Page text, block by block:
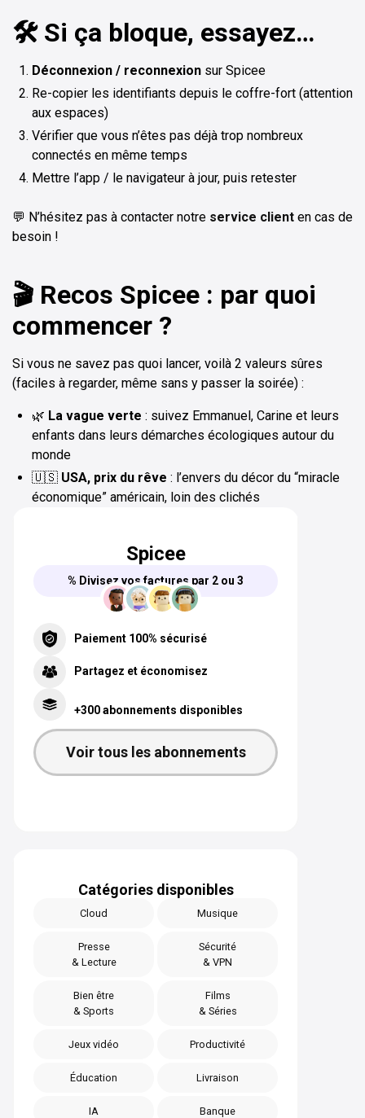
🛠️ Si ça bloque, essayez…
Déconnexion / reconnexion sur Spicee
Re-copier les identifiants depuis le coffre-fort (attention
aux espaces)
Vérifier que vous n’êtes pas déjà trop nombreux
connectés en même temps
Mettre l’app / le navigateur à jour, puis retester
💬 N’hésitez pas à contacter notre service client en cas de
besoin !
🎬 Recos Spicee : par quoi
commencer ?
Si vous ne savez pas quoi lancer, voilà 2 valeurs sûres
(faciles à regarder, même sans y passer la soirée) :
🌿 La vague verte : suivez Emmanuel, Carine et leurs
enfants dans leurs démarches écologiques autour du
monde
🇺🇸 USA, prix du rêve : l’envers du décor du “miracle
économique” américain, loin des clichés
Spicee
% Divisez vos factures par 2 ou 3
Paiement 100% sécurisé
Partagez et économisez
+300 abonnements disponibles
Voir tous les abonnements
Catégories disponibles
Cloud Musique
Presse
& Lecture
Sécurité
& VPN
Bien être
& Sports
Films
& Séries
Jeux vidéo Productivité
Éducation Livraison
IA Banque